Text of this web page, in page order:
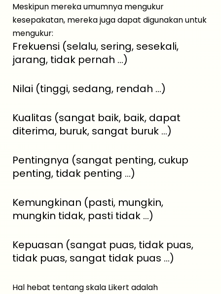
Meskipun mereka umumnya mengukur
kesepakatan, mereka juga dapat digunakan untuk
mengukur:
Frekuensi (selalu, sering, sesekali,
jarang, tidak pernah ...)
Nilai (tinggi, sedang, rendah ...)
Kualitas (sangat baik, baik, dapat
diterima, buruk, sangat buruk ...)
Pentingnya (sangat penting, cukup
penting, tidak penting ...)
Kemungkinan (pasti, mungkin,
mungkin tidak, pasti tidak ...)
Kepuasan (sangat puas, tidak puas,
tidak puas, sangat tidak puas ...)
Hal hebat tentang skala Likert adalah